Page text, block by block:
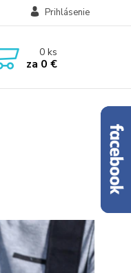
Prihlásenie
0ks
za 0 €